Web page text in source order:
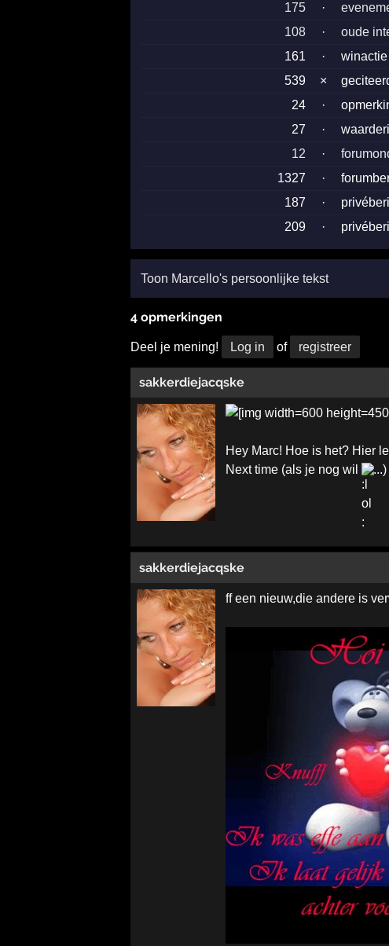
175
·
108
·
oude
161
·
539
×
24
·
27
·
12
·
1327
·
187 ·
209
·
Toon Marcello's persoonlijke tekst
4 opmerkingen
Deel je mening! Log in of registreer
sakkerdiejacqske
Hey Marc! Hoe is het? Hier
Next time (als je nog wil
sakkerdiejacqske
ff een nieuw,die andere is